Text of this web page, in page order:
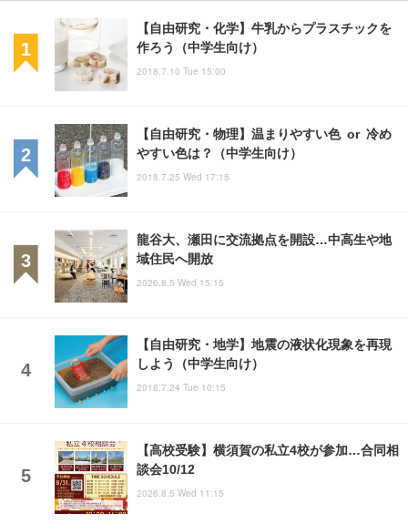
【自由研究・化学】牛乳からプラスチックを
作ろう（中学生向け）
2018.7.10 Tue 15:00
【自由研究・物理】温まりやすい色 or 冷め
やすい色は？（中学生向け）
2018.7.25 Wed 17:15
龍谷大、瀬田に交流拠点を開設…中高生や地
域住民へ開放
2026.8.5 Wed 15:15
【自由研究・地学】地震の液状化現象を再現
しよう（中学生向け）
2018.7.24 Tue 10:15
【高校受験】横須賀の私立4校が参加…合同相
談会10/12
2026.8.5 Wed 11:15